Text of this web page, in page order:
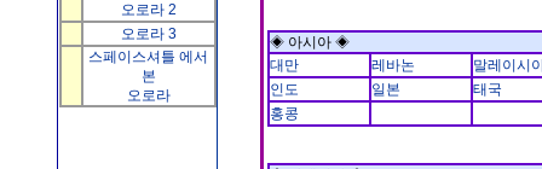
오로라 2
오로라 3
스페이스셔틀 에서
본
오로라
◈ 아시아 ◈
대만
레바논
말레이시
인도
일본
태국
홍콩